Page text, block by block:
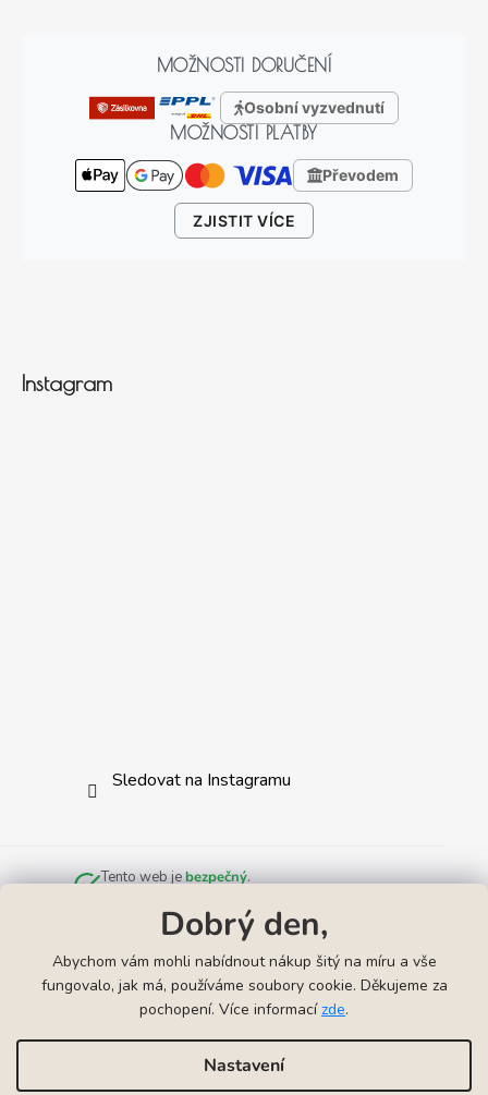
Dobrý den,
Abychom vám mohli nabídnout nákup šitý na míru a vše
fungovalo, jak má, používáme soubory cookie. Děkujeme za
pochopení. Více informacízde.
Nastavení
MOŽNOSTI DORUČENÍ
Osobní vyzvednutí
MOŽNOSTI PLATBY
Převodem
ZJISTIT VÍCE
Instagram
Sledovat na Instagramu
Tento web jebezpečný.
Náhrdelníky k narození miminka
Náramky k narození